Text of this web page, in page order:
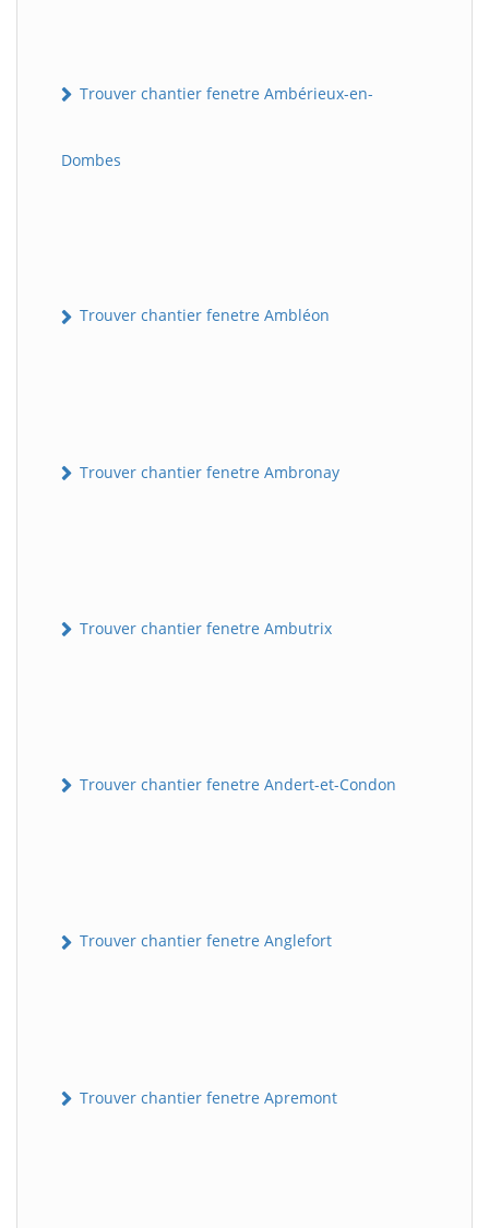
Trouver chantier fenetre Ambérieux-en-
Dombes
Trouver chantier fenetre Ambléon
Trouver chantier fenetre Ambronay
Trouver chantier fenetre Ambutrix
Trouver chantier fenetre Andert-et-Condon
Trouver chantier fenetre Anglefort
Trouver chantier fenetre Apremont